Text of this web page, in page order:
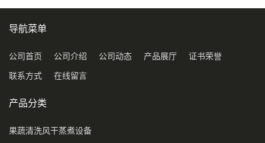
导航菜单
公司首页 公司介绍 公司动态 产品展厅 证书荣誉
联系方式 在线留言
产品分类
果蔬清洗风干蒸煮设备